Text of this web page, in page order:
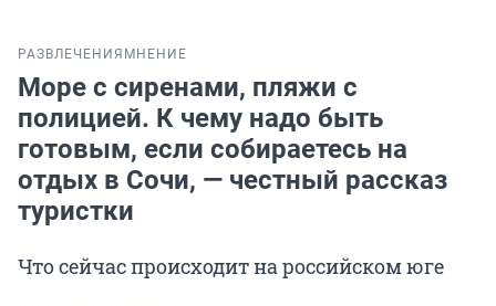
РАЗВЛЕЧЕНИЯ МНЕНИЕ
Море с сиренами, пляжи с
полицией. К чему надо быть
готовым, если собираетесь на
отдых в Сочи, — честный рассказ
туристки
Что сейчас происходит на российском юге